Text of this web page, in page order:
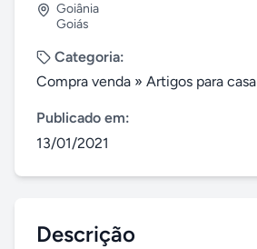
Goiânia
Goiás
Categoria:
Compra venda » Artigos para casa
Publicado em:
13/01/2021
Descrição